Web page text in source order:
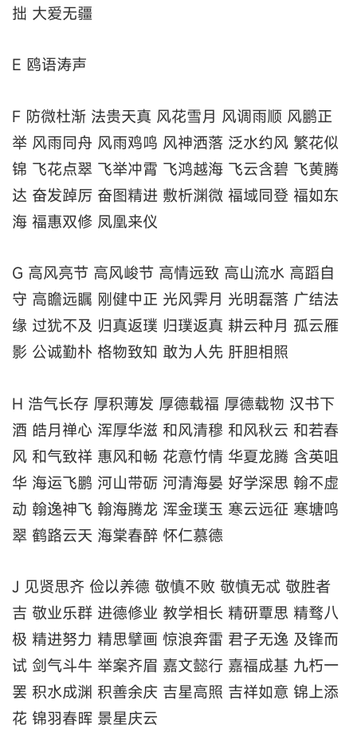
拙 大爱无疆
E 鸥语涛声
F 防微杜渐 法贵天真 风花雪月 风调雨顺 风鹏正
举 风雨同舟 风雨鸡鸣 风神洒落 泛水约风 繁花似
锦 飞花点翠 飞举冲霄 飞鸿越海 飞云含碧 飞黄腾
达 奋发踔厉 奋图精进 敷析渊微 福域同登 福如东
海 福惠双修 凤凰来仪
G 高风亮节 高风峻节 高情远致 高山流水 高蹈自
守 高瞻远瞩 刚健中正 光风霁月 光明磊落 广结法
缘 过犹不及 归真返璞 归璞返真 耕云种月 孤云雁
影 公诚勤朴 格物致知 敢为人先 肝胆相照
H 浩气长存 厚积薄发 厚德载福 厚德载物 汉书下
酒 皓月禅心 浑厚华滋 和风清穆 和风秋云 和若春
风 和气致祥 惠风和畅 花意竹情 华夏龙腾 含英咀
华 海运飞鹏 河山带砺 河清海晏 好学深思 翰不虚
动 翰逸神飞 翰海腾龙 浑金璞玉 寒云远征 寒塘鸣
翠 鹤路云天 海棠春醉 怀仁慕德
J 见贤思齐 俭以养德 敬慎不败 敬慎无忒 敬胜者
吉 敬业乐群 进德修业 教学相长 精研覃思 精骛八
极 精进努力 精思擘画 惊浪奔雷 君子无逸 及锋而
试 剑气斗牛 举案齐眉 嘉文懿行 嘉福成基 九朽一
罢 积水成渊 积善余庆 吉星高照 吉祥如意 锦上添
花 锦羽春晖 景星庆云